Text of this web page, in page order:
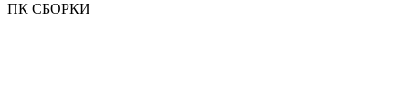
ПК СБОРКИ